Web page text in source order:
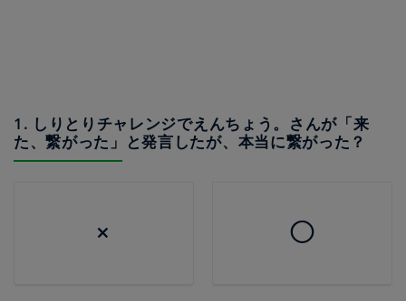
1. しりとりチャレンジでえんちょう。さんが「来
た、繋がった」と発言したが、本当に繋がった？
× ◯